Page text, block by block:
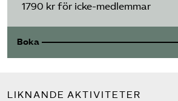
1790 kr för icke-medlemmar
Boka
LIKNANDE AKTIVITETER